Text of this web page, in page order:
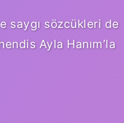
saygı sözcükleri de
Ayla Hanım’la